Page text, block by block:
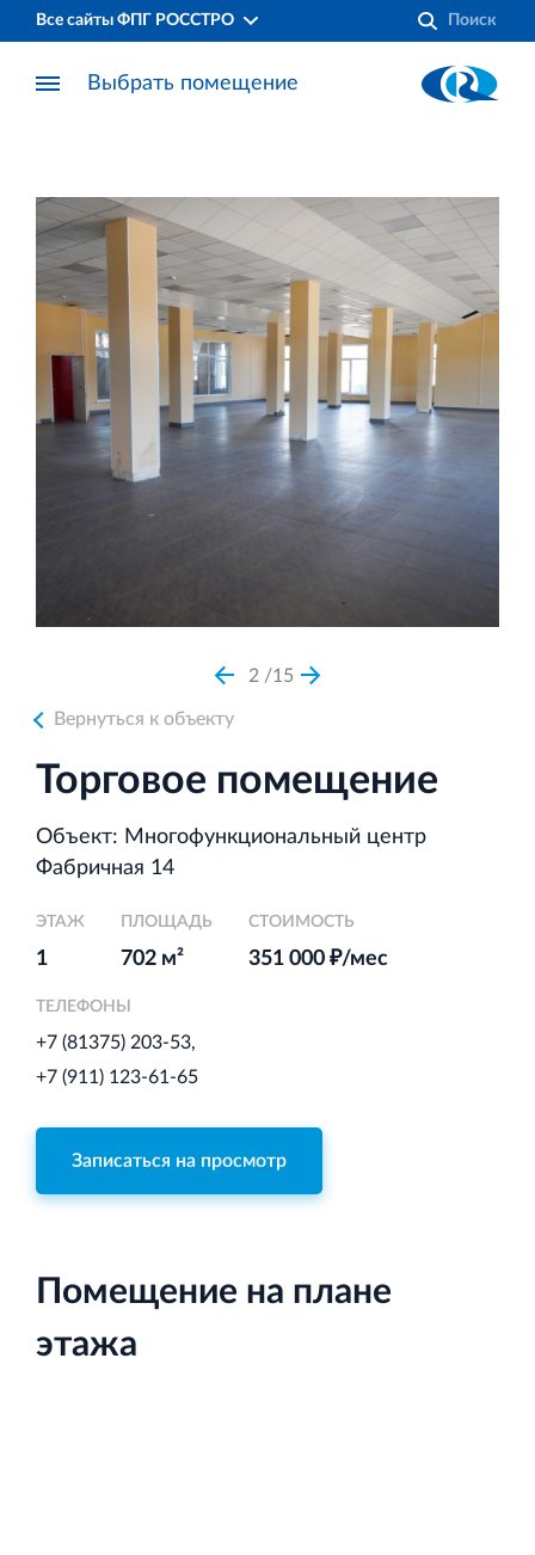
Все сайты ФПГ РОССТРО
Финансово‐промышленная группа РОССТРО
Несъёмная опалубка из щепоцементных плит
Научно‐исследовательский институт
ЛЕННИИПРОЕКТ
Проектный институт по жилищно‐гражданскому
строительству
Торговый комплекс НОРД в Кингисеппе
Выбрать помещение
2 15
Вернуться к объекту
Торговое помещение
Объект: Многофункциональный центр
Фабричная 14
ЭТАЖ
1
ПЛОЩАДЬ
702 м²
СТОИМОСТЬ
351 000 ₽/мес
ТЕЛЕФОНЫ
+7 (81375) 203-53
+7 (911) 123-61-65
Записаться на просмотр
Помещение на плане
этажа